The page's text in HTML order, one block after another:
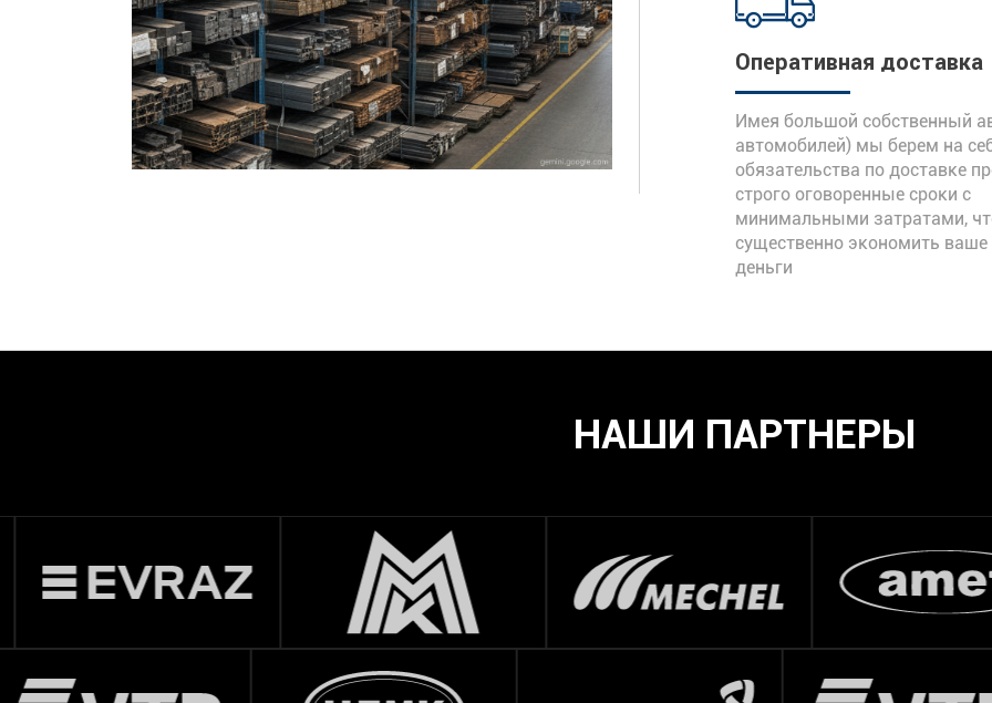
Оперативная доставка
Имея большой собственный
автомобилей) мы берем на
обязательства по доставке
строго оговоренные сроки с
минимальными затратами,
существенно экономить ваше
деньги
НАШИ ПАРТНЕРЫ